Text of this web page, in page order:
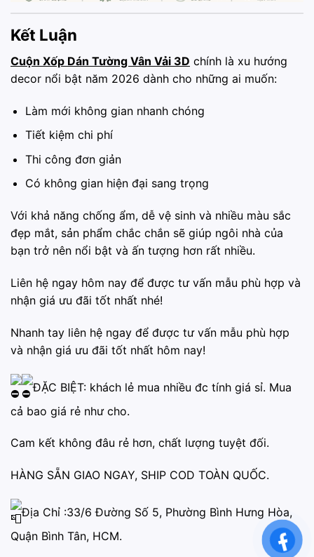
Kết Luận
Cuộn Xốp Dán Tường Vân Vải 3D chính là xu hướng
decor nổi bật năm 2026 dành cho những ai muốn:
Làm mới không gian nhanh chóng
Tiết kiệm chi phí
Thi công đơn giản
Có không gian hiện đại sang trọng
Với khả năng chống ẩm, dễ vệ sinh và nhiều màu sắc
đẹp mắt, sản phẩm chắc chắn sẽ giúp ngôi nhà của
bạn trở nên nổi bật và ấn tượng hơn rất nhiều.
Liên hệ ngay hôm nay để được tư vấn mẫu phù hợp và
nhận giá ưu đãi tốt nhất nhé!
Nhanh tay liên hệ ngay để được tư vấn mẫu phù hợp
và nhận giá ưu đãi tốt nhất hôm nay!
ĐẶC BIỆT: khách lẻ mua nhiều đc tính giá sỉ. Mua
cả bao giá rẻ như cho.
Cam kết không đâu rẻ hơn, chất lượng tuyệt đối.
HÀNG SẴN GIAO NGAY, SHIP COD TOÀN QUỐC.
Địa Chỉ :33/6 Đường Số 5, Phường Bình Hưng Hòa,
Quận Bình Tân, HCM.